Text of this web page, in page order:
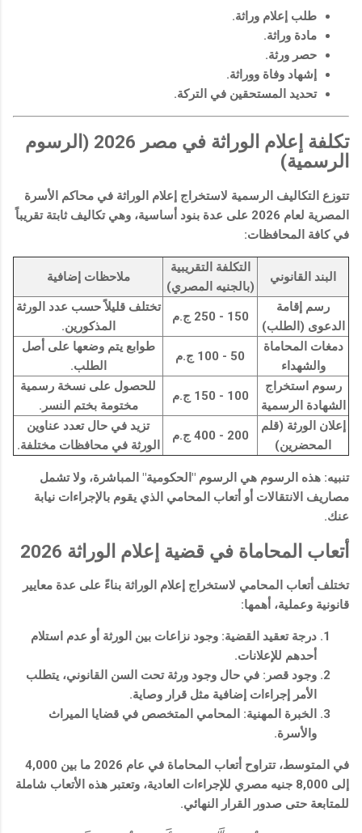
طلب إعلام وراثة.
مادة وراثة.
حصر ورثة.
إشهاد وفاة ووراثة.
تحديد المستحقين في التركة.
تكلفة إعلام الوراثة في مصر 2026 (الرسوم
الرسمية)
تتوزع التكاليف الرسمية لاستخراج إعلام الوراثة في محاكم الأسرة
المصرية لعام 2026 على عدة بنود أساسية، وهي تكاليف ثابتة تقريباً
في كافة المحافظات:
البند القانوني
التكلفة التقريبية
(بالجنيه المصري)
ملاحظات إضافية
رسم إقامة
الدعوى (الطلب)
150 - 250 ج.م
تختلف قليلاً حسب عدد الورثة
المذكورين.
دمغات المحاماة
والشهداء
50 - 100 ج.م
طوابع يتم وضعها على أصل
الطلب.
رسوم استخراج
الشهادة الرسمية
100 - 150 ج.م
للحصول على نسخة رسمية
مختومة بختم النسر.
إعلان الورثة (قلم
المحضرين)
200 - 400 ج.م
تزيد في حال تعدد عناوين
الورثة في محافظات مختلفة.
تنبيه: هذه الرسوم هي الرسوم "الحكومية" المباشرة، ولا تشمل
مصاريف الانتقالات أو أتعاب المحامي الذي يقوم بالإجراءات نيابة
عنك.
أتعاب المحاماة في قضية إعلام الوراثة 2026
تختلف أتعاب المحامي لاستخراج إعلام الوراثة بناءً على عدة معايير
قانونية وعملية، أهمها:
درجة تعقيد القضية: وجود نزاعات بين الورثة أو عدم استلام
أحدهم للإعلانات.
وجود قصر: في حال وجود ورثة تحت السن القانوني، يتطلب
الأمر إجراءات إضافية مثل قرار وصاية.
الخبرة المهنية: المحامي المتخصص في قضايا الميراث
والأسرة.
في المتوسط، تتراوح أتعاب المحاماة في عام 2026 ما بين
4,000
إلى 8,000 جنيه مصري
للإجراءات العادية، وتعتبر هذه الأتعاب شاملة
للمتابعة حتى صدور القرار النهائي.